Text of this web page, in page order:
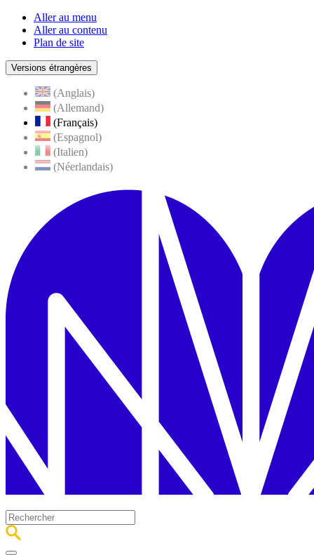
Aller au menu
Aller au contenu
Plan de site
Versions étrangères
(Anglais)
(Allemand)
(Français)
(Espagnol)
(Italien)
(Néerlandais)